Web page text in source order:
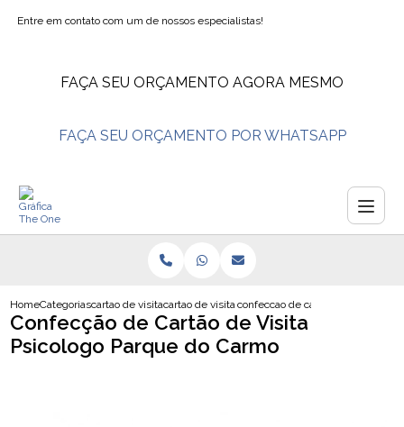
Entre em contato com um de nossos especialistas!
FAÇA SEU ORÇAMENTO AGORA MESMO
FAÇA SEU ORÇAMENTO POR WHATSAPP
HomeCategoriascartao de visitacartao de visita nutricionistaconfeccao de cartao de visita
Confecção de Cartão de Visita
Psicologo Parque do Carmo